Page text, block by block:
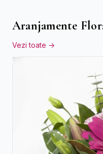
Aranjamente
Vezi toate →